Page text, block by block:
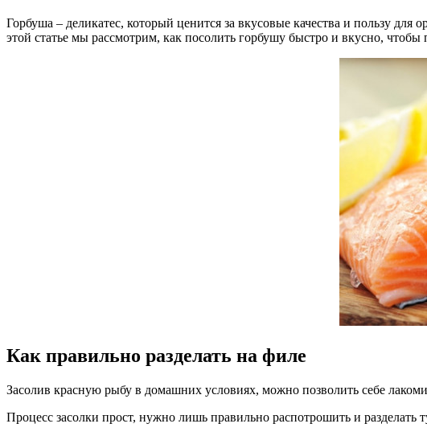
Горбуша – деликатес, который ценится за вкусовые качества и пользу
этой статье мы рассмотрим, как посолить горбушу быстро и вкусно,
Как правильно разделать на филе
Засолив красную рыбу в домашних условиях, можно позволить себе
Процесс засолки прост, нужно лишь правильно распотрошить и разделать